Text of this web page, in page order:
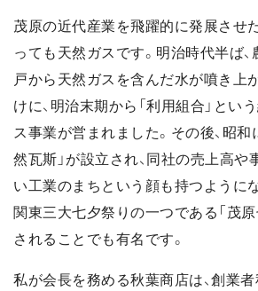
茂原の近代産業を飛躍的に発展させ
っても天然ガスです。明治時代半ば
戸から天然ガスを含んだ水が噴き上
けに、明治末期から「利用組合」とい
ス事業が営まれました。その後、昭和
然瓦斯」が設立され、同社の売上高
い工業のまちという顔も持つように
関東三大七夕祭りの一つである「茂
されることでも有名です。
私が会長を務める秋葉商店は、創業